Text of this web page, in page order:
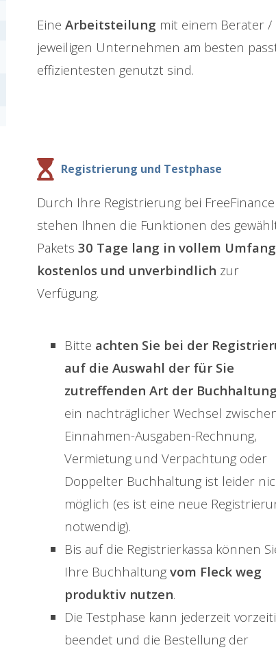
Eine Arbeitsteilung mit einem Berater
jeweiligen Unternehmen am besten
effizientesten genutzt sind.
Registrierung und Testphase
Durch Ihre Registrierung bei FreeFinance
stehen Ihnen die Funktionen des
Pakets 30 Tage lang in vollem Umfang
kostenlos und unverbindlich zur
Verfügung.
Bitte achten Sie bei der
auf die Auswahl der für Sie
zutreffenden Art der Buchhaltung
ein nachträglicher Wechsel
Einnahmen-Ausgaben-Rechnung,
Vermietung und Verpachtung oder
Doppelter Buchhaltung ist leider
möglich (es ist eine neue
notwendig).
Bis auf die Registrierkassa können
Ihre Buchhaltung vom Fleck weg
produktiv nutzen.
Die Testphase kann jederzeit
beendet und die Bestellung der